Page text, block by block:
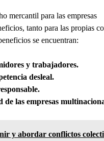
mercantil para las empresas
tanto para las propias
se encuentran:
y trabajadores.
desleal.
las empresas
y abordar conflictos